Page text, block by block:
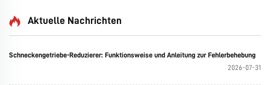
Aktuelle Nachrichten
Schneckengetriebe-Reduzierer: Funktionsweise und Anleitung zur Fehlerbehebung
2026-07-31